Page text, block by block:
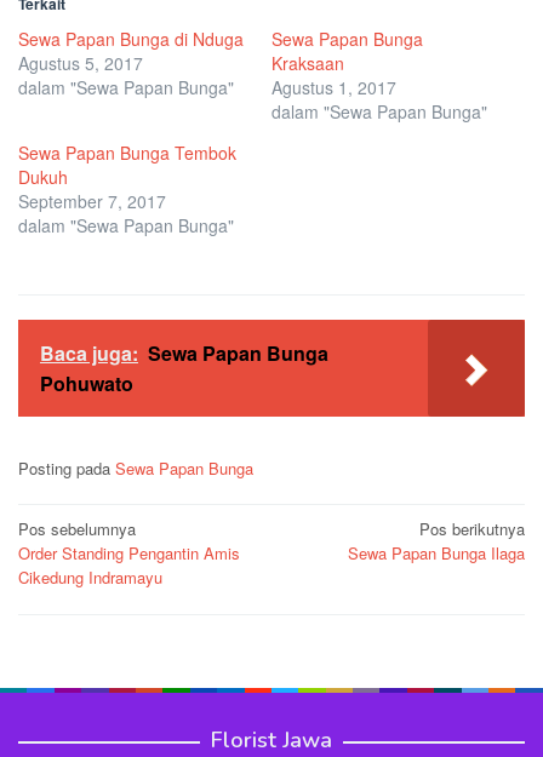
Sewa Papan Bunga di Nduga
Agustus 5, 2017
dalam "Sewa Papan Bunga"
Sewa Papan Bunga
Kraksaan
Agustus 1, 2017
dalam "Sewa Papan Bunga"
Sewa Papan Bunga Tembok
Dukuh
September 7, 2017
dalam "Sewa Papan Bunga"
Baca juga: Sewa Papan Bunga
Pohuwato
Posting pada Sewa Papan Bunga
Navigasi
pos
Pos sebelumnya
Order Standing Pengantin Amis
Cikedung Indramayu
Pos berikutnya
Sewa Papan Bunga Ilaga
Florist Jawa